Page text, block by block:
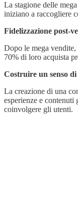
La stagione delle
iniziano a raccogliere
Fidelizzazione post-
Dopo le mega
70% di loro acquista
Costruire un senso
La creazione di una
esperienze e contenuti
coinvolgere gli utenti.